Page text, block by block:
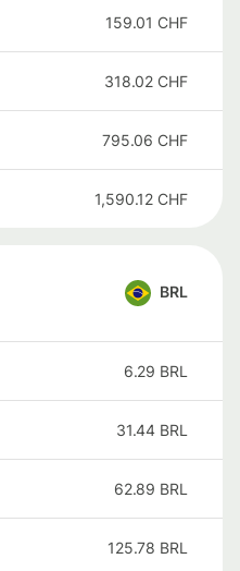
159.01 CHF
318.02 CHF
795.06 CHF
1,590.12 CHF
BRL
6.29 BRL
31.44 BRL
62.89 BRL
125.78 BRL